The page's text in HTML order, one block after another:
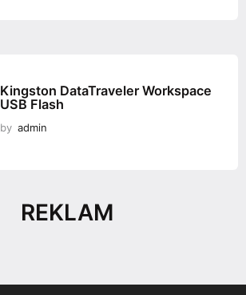
Kingston DataTraveler Workspace
USB Flash
by admin
REKLAM